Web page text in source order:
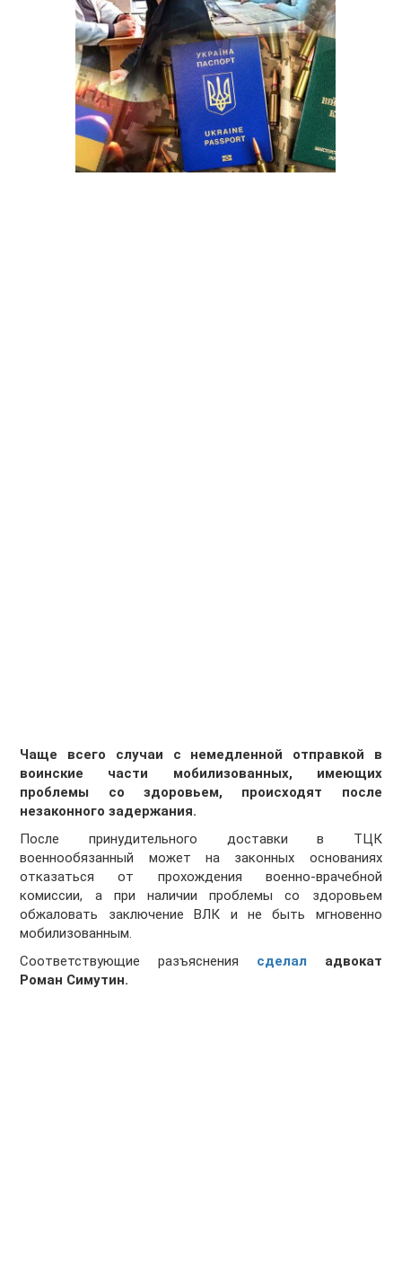
Чаще всего случаи с немедленной отправкой в
воинские части мобилизованных, имеющих
проблемы со здоровьем, происходят после
незаконного задержания.
После принудительного доставки в ТЦК
военнообязанный может на законных основаниях
отказаться от прохождения военно-врачебной
комиссии, а при наличии проблемы со здоровьем
обжаловать заключение ВЛК и не быть мгновенно
мобилизованным.
Соответствующие разъяснения сделал
адвокат
Роман Симутин.